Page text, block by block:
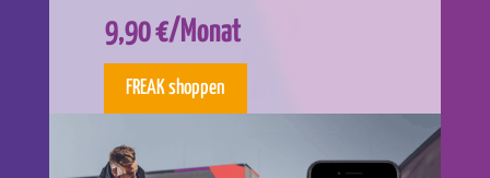
9,90€/Monat
FREAK shoppen